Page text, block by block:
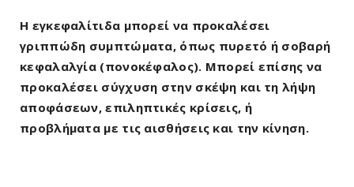
Η εγκεφαλίτιδα μπορεί να προκαλέσει
γριππώδη συμπτώματα, όπως πυρετό ή σοβαρή
κεφαλαλγία (πονοκέφαλος). Μπορεί επίσης να
προκαλέσει σύγχυση στην σκέψη και τη λήψη
αποφάσεων, επιληπτικές κρίσεις, ή
προβλήματα με τις αισθήσεις και την κίνηση.